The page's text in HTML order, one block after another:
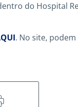
do Hospital
. No site,